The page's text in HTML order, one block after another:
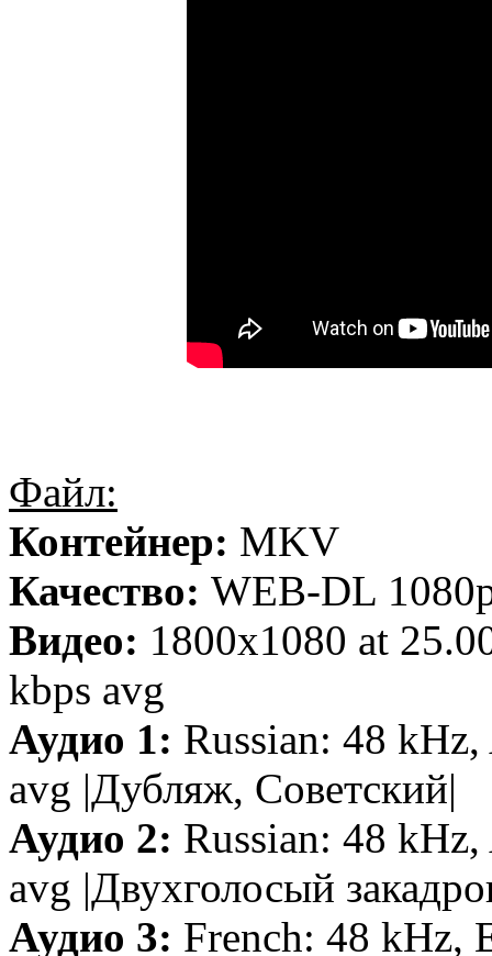
Файл:
Контейнер: MKV
Качество: WEB-DL
Видео: 1800x1080 at
kbps avg
Аудио 1: Russian: 48
avg |Дубляж, Советский|
Аудио 2: Russian: 48
avg |Двухголосый
Аудио 3: French: 48 kHz,